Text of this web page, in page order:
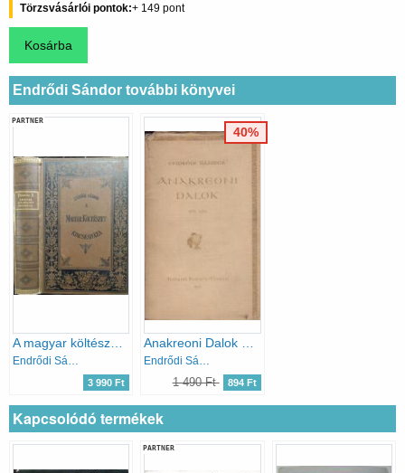
Törzsvásárlói pontok 149
Endrődi Sándor további könyvei
PARTNER
Endrődi Sándor
3 990 Ft
Endrődi Sándor
1 490 Ft 894 Ft
40%
Kapcsolódó termékek
PARTNER